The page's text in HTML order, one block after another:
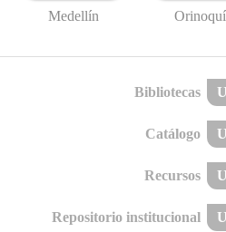
Medellín
Bibliotecas
Catálogo
Recursos
Repositorio institucional